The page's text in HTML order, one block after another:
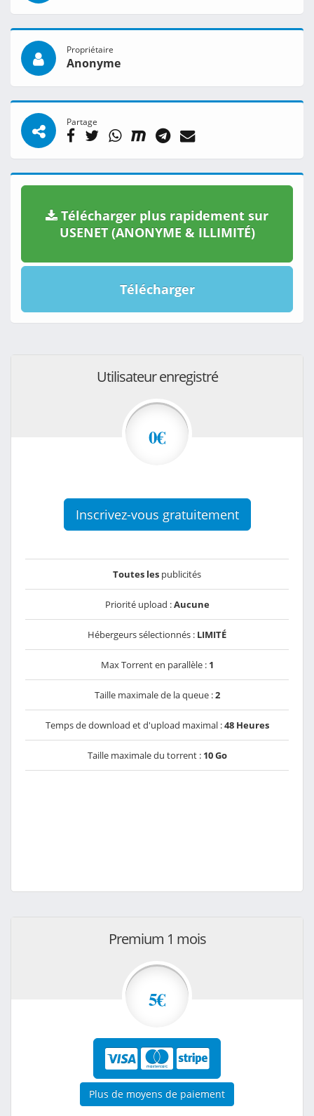
Propriétaire
Anonyme
Partage
Télécharger plus rapidement sur
USENET (ANONYME & ILLIMITÉ)
Télécharger
Utilisateur enregistré
0€
Inscrivez-vous gratuitement
Toutes les publicités
Priorité upload :Aucune
Hébergeurs sélectionnés : LIMITÉ
Max Torrent en parallèle : 1
Taille maximale de la queue :2
Temps de download et d'upload maximal :48 Heures
Taille maximale du torrent : 10 Go
Premium 1 mois
5€
Plus de moyens de paiement